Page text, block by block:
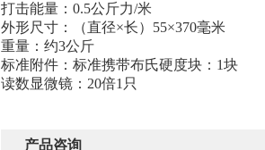
打击能量：0.5公斤力/米
外形尺寸：（直径×长）55×370毫米
重量：约3公斤
标准附件：标准携带布氏硬度块：1块
读数显微镜：20倍1只
产品咨询